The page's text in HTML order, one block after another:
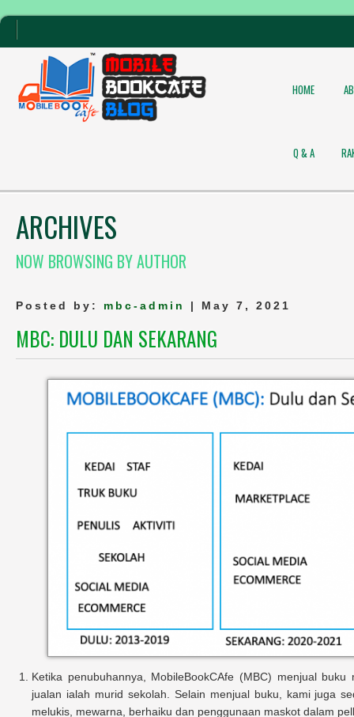
HOME
Q & A
ARCHIVES
NOW BROWSING BY AUTHOR
Posted by: mbc-admin | May 7, 2021
MBC: DULU DAN SEKARANG
Ketika penubuhannya, MobileBookCAfe (MBC) menjual
jualan ialah murid sekolah. Selain menjual buku, kami juga
melukis, mewarna, berhaiku dan penggunaan maskot dalam